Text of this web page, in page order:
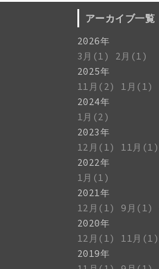
アーカイブ一覧
2026年
3月(1)
2月(1)
2025年
11月(2)
1月(1)
2024年
1月(2)
2023年
12月(1)
11月(1)
2022年
1月(1)
2021年
12月(1)
9月(1)
2020年
12月(1)
11月(1)
2019年